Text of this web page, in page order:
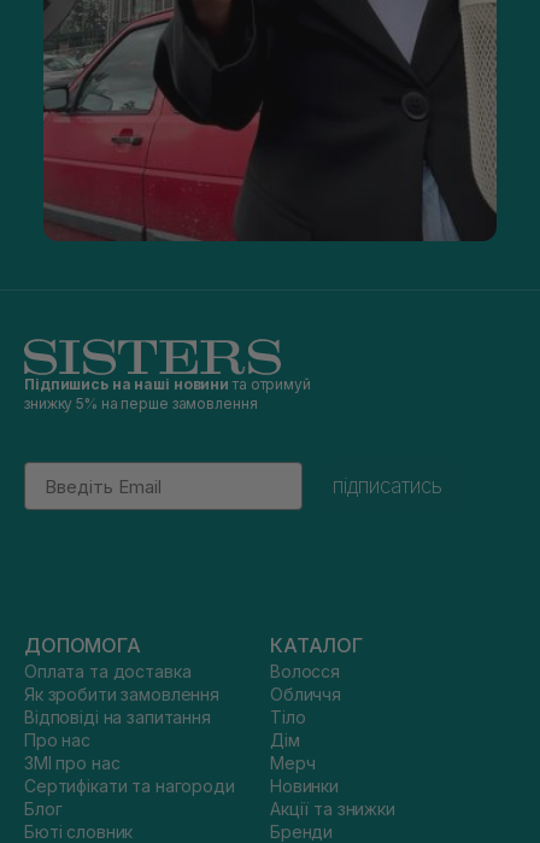
Підпишись на наші новини та отримуй
знижку 5% на перше замовлення
Email
підписатись
ДОПОМОГА
Оплата та доставка
Як зробити замовлення
Відповіді на запитання
Про нас
ЗМІ про нас
Сертифікати та нагороди
Блог
Бюті словник
КАТАЛОГ
Волосся
Обличчя
Тіло
Дім
Мерч
Новинки
Акції та знижки
Бренди